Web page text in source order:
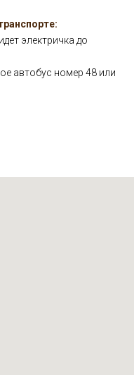
электричка до
автобус номер 48 или